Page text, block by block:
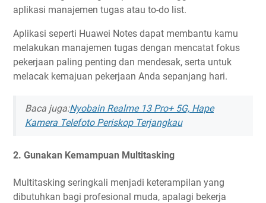
aplikasi manajemen tugas atau to-do list.
Aplikasi seperti Huawei Notes dapat membantu kamu
melakukan manajemen tugas dengan mencatat fokus
pekerjaan paling penting dan mendesak, serta untuk
melacak kemajuan pekerjaan Anda sepanjang hari.
Baca juga:Nyobain Realme 13 Pro+ 5G, Hape
Kamera Telefoto Periskop Terjangkau
2. Gunakan Kemampuan Multitasking
Multitasking seringkali menjadi keterampilan yang
dibutuhkan bagi profesional muda, apalagi bekerja